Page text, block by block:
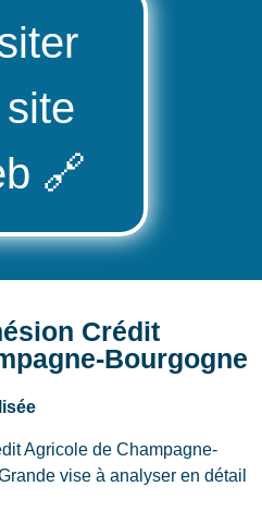
🔗
Crédit
Bourgogne
Agricole de Champagne-
vise à analyser en détail